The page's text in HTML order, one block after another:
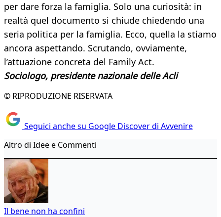
per dare forza la famiglia. Solo una curiosità: in
realtà quel documento si chiude chiedendo una
seria politica per la famiglia. Ecco, quella la stiamo
ancora aspettando. Scrutando, ovviamente,
l’attuazione concreta del Family Act.
Sociologo, presidente nazionale delle Acli
© RIPRODUZIONE RISERVATA
Seguici anche su Google Discover di Avvenire
Altro di Idee e Commenti
Il bene non ha confini